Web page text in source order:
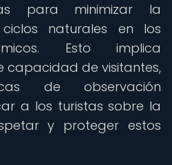
para minimizar la
naturales en los
Esto implica
capacidad de visitantes,
de observación
a los turistas sobre la
y proteger estos